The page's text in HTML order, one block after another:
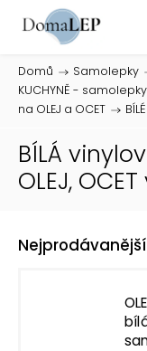
Domů / Samolepky /
KUCHYNĚ -
na OLEJ a OCET /
BÍLÁ
OLEJ,
Nejprodávanější